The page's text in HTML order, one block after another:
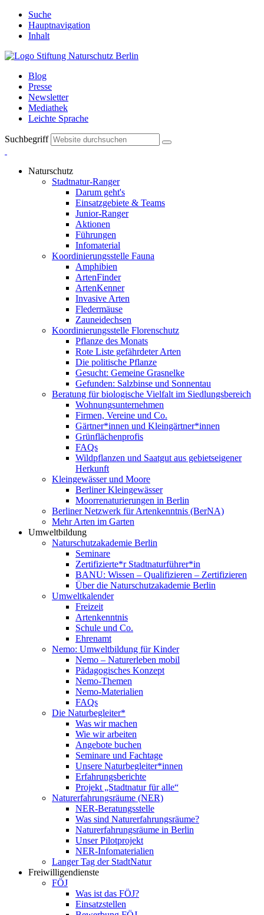
Suche
Hauptnavigation
Inhalt
Blog
Presse
Newsletter
Mediathek
Leichte Sprache
Suchbegriff
Naturschutz
Stadtnatur-Ranger
Darum geht's
Einsatzgebiete & Teams
Junior-Ranger
Aktionen
Führungen
Infomaterial
Koordinierungsstelle Fauna
Amphibien
ArtenFinder
ArtenKenner
Invasive Arten
Fledermäuse
Zauneidechsen
Koordinierungsstelle Florenschutz
Pflanze des Monats
Rote Liste gefährdeter Arten
Die politische Pflanze
Gesucht: Gemeine Grasnelke
Gefunden: Salzbinse und Sonnentau
Beratung für biologische Vielfalt im Siedlungsbereich
Wohnungsunternehmen
Firmen, Vereine und Co.
Gärtner*innen und Kleingärtner*innen
Grünflächenprofis
FAQs
Wildpflanzen und Saatgut aus gebietseigener
Herkunft
Kleingewässer und Moore
Berliner Kleingewässer
Moorrenaturierungen in Berlin
Berliner Netzwerk für Artenkenntnis (BerNA)
Mehr Arten im Garten
Umweltbildung
Naturschutzakademie Berlin
Seminare
Zertifizierte*r Stadtnaturführer*in
BANU: Wissen – Qualifizieren – Zertifizieren
Über die Naturschutzakademie Berlin
Umweltkalender
Freizeit
Artenkenntnis
Schule und Co.
Ehrenamt
Nemo: Umweltbildung für Kinder
Nemo – Naturerleben mobil
Pädagogisches Konzept
Nemo-Themen
Nemo-Materialien
FAQs
Die Naturbegleiter*
Was wir machen
Wie wir arbeiten
Angebote buchen
Seminare und Fachtage
Unsere Naturbegleiter*innen
Erfahrungsberichte
Projekt „Stadtnatur für alle“
Naturerfahrungsräume (NER)
NER-Beratungsstelle
Was sind Naturerfahrungsräume?
Naturerfahrungsräume in Berlin
Unser Pilotprojekt
NER-Infomaterialien
Langer Tag der StadtNatur
Freiwilligendienste
FÖJ
Was ist das FÖJ?
Einsatzstellen